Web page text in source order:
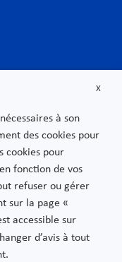
X
à son
des cookies pour
cookies pour
fonction de vos
refuser ou gérer
sur la page «
accessible sur
d’avis à tout